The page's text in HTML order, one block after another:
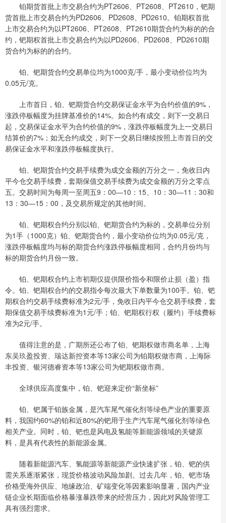
铂期货首批上市交易合约为PT2606、PT2608、PT2610，钯期
货首批上市交易合约为PD2606、PD2608、PD2610。铂期权首批
上市交易合约为以PT2606、PT2608、PT2610期货合约为标的的合
约，钯期权首批上市交易合约为以PD2606、PD2608、PD2610期
货合约为标的的合约。
铂、钯期货合约交易单位均为1000克/手，最小变动价位均为
0.05元/克。
上市首日，铂、钯期货合约交易保证金水平为合约价值的9%，
涨跌停板幅度为挂牌基准价的14%。如合约有成交，则下一交易日
起，交易保证金水平为合约价值的9%，涨跌停板幅度为上一交易日
结算价的7%；如无合约成交，则下一交易日继续按照上市首日的交
易保证金水平和涨跌停板幅度执行。
铂、钯期货合约交易手续费为成交金额的万分之一，免收日内
平今仓交易手续费，套期保值交易手续费为成交金额的万分之零点
五。交易时间为每周一至周五9：00—10：15、10：30—11：30和
13：30—15：00，及交易所规定的其他时间。
铂、钯期权合约分别以铂、钯期货合约为标的，交易单位分别
为1手（1000克）铂、钯期货合约，最小变动价位均为0.05元/克，
涨跌停板幅度均与标的期货合约涨跌停板幅度相同，合约月份均与
标的期货合约月份一致。
铂、钯期权合约上市初期仅提供限价指令和限价止损（盈）指
令。铂、钯期权合约的交易指令每次最大下单数量为100手。铂、钯
期权合约交易手续费标准为2元/手，免收日内平今仓交易手续费，套
期保值交易手续费标准为1元/手；铂、钯期权行权（履约）手续费标
准为2元/手。
值得注意的是，广期所还公布了铂、钯期权做市商名单，上海
东吴玖盈投资、瑞达新控资本等13家公司为铂期权做市商，上海际
丰投资、银河德睿资本等13家公司为钯期权做市商。
全球供应高度集中，铂、钯迎来定价“新坐标”
铂、钯属于铂族金属，是汽车尾气催化剂等绿色产业的重要原
料，我国约60%的铂和近80%的钯用于生产汽车尾气催化剂等绿色
相关产业。同时，铂、钯也是风电及氢能等新能源领域的关键原
料，是具有代表性的新能源金属。
随着新能源汽车、氢能源等新能源产业快速扩张，铂、钯的供
需关系逐渐紧张，现货价格波动风险加剧。过去几年，铂、钯市场
价格受海外供应、地缘政治、矿端变化等因素影响显著，国内产业
链企业长期面临价格暴涨暴跌带来的经营压力，因此对风险管理工
具有强烈需求。